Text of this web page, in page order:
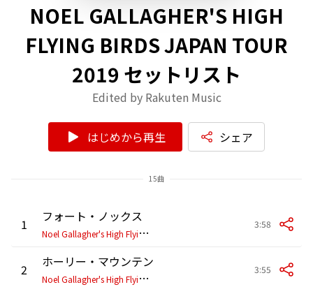
NOEL GALLAGHER'S HIGH
FLYING BIRDS JAPAN TOUR
2019 セットリスト
Edited by Rakuten Music
はじめから再生 シェア
15曲
1
フォート・ノックス
N
oel Gallagher's High Flying Birds
3:58
2
ホーリー・マウンテン
N
oel Gallagher's High Flying Birds
3:55